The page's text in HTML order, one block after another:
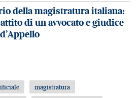
della magistratura italiana:
di un avvocato e giudice
magistratura